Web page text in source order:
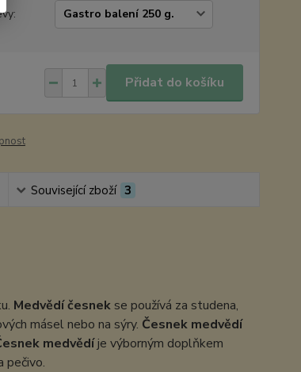
Přidat do košíku
Související zboží 3
Medvědí česnekse používá za studena,
másel nebo na sýry. Česnek medvědí
medvědíje výborným doplňkem
pečivo.